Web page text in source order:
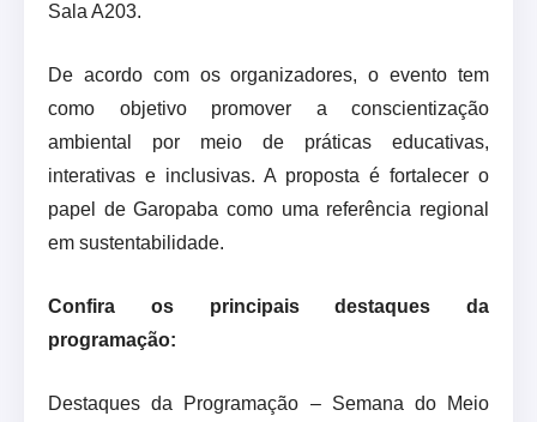
Sala A203.
De acordo com os organizadores, o evento tem
como objetivo promover a conscientização
ambiental por meio de práticas educativas,
interativas e inclusivas. A proposta é fortalecer o
papel de Garopaba como uma referência regional
em sustentabilidade.
Confira os principais destaques da
programação:
Destaques da Programação – Semana do Meio